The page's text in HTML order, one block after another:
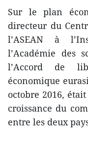
Sur le plan
directeur du
l’ASEAN à
l’Académie des
l’Accord de
économique
octobre 2016,
croissance du
entre les deux